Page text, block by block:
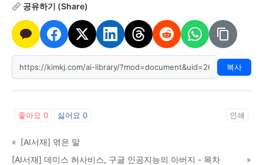
공유하기 (Share)
복사
좋아요 0 싫어요 0 인쇄
« [AI서재] 엮은 말
[AI서재] 데미스 허사비스, 구글 인공지능의 아버지 - 목차
»